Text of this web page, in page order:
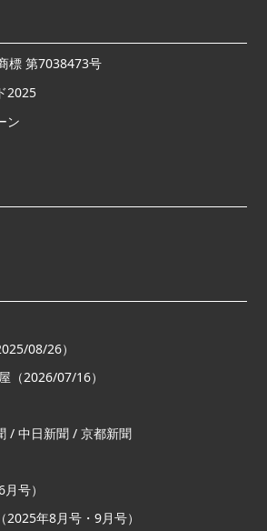
標 第7038473号
2025
ン
08/26）
（2026/07/16）
/ 中日新聞 / 京都新聞
号）
年8月号・9月号）